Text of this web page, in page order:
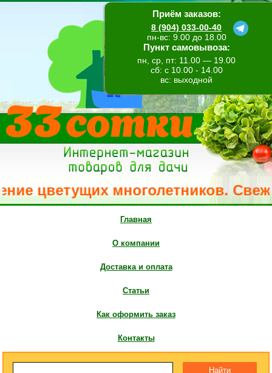
Приём заказов:
8 (904) 033-00-40
пн-вс: 9.00 до 18.00
Пункт самовывоза:
пн, ср, пт: 11.00 — 19.00
сб: с 10.00 - 14.00
вс: выходной
цветущих многолетников. Свежее
Главная
О компании
Доставка и оплата
Статьи
Как оформить заказ
Контакты